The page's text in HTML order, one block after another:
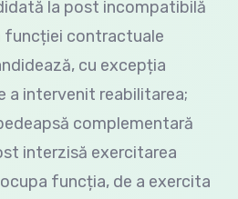
la post incompatibilă
funcției contractuale
cu excepția
a intervenit reabilitarea;
complementară
interzisă exercitarea
funcția, de a exercita